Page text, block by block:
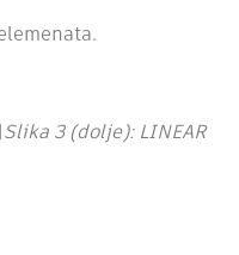
Slika 3 (dolje): LINEAR